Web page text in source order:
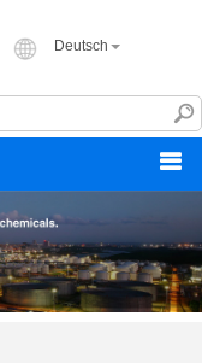
Deutsch